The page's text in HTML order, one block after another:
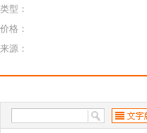
类型：
价格：
来源：